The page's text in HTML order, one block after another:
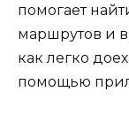
помогает
маршрутов и
как легко
помощью